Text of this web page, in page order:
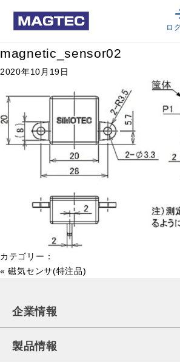
ロ
magnetic_sensor02
2020年10月19日
カテゴリー：
«磁気センサ(特注品)
企業情報
製品情報